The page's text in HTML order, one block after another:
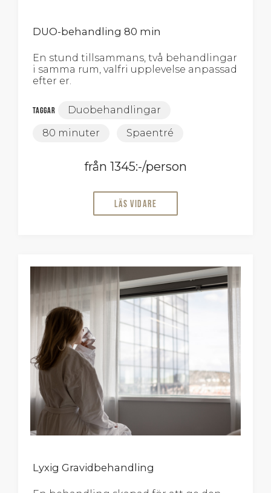
DUO-behandling 80 min
En stund tillsammans, två behandlingar
i samma rum, valfri upplevelse anpassad
efter er.
Taggar
Duobehandlingar
80 minuter
Spaentré
från 1345:-/person
Läs vidare
Lyxig Gravidbehandling